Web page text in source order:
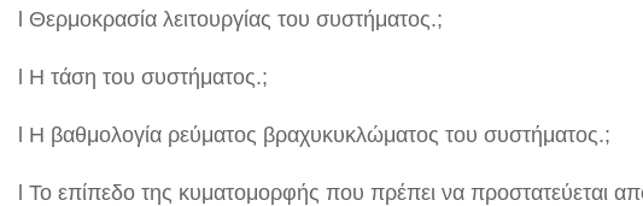
l Θερμοκρασία λειτουργίας του συστήματος.;
l Η τάση του συστήματος.;
l Η βαθμολογία ρεύματος βραχυκυκλώματος του συστήματος.;
l Το επίπεδο της κυματομορφής που πρέπει να προστατεύεται